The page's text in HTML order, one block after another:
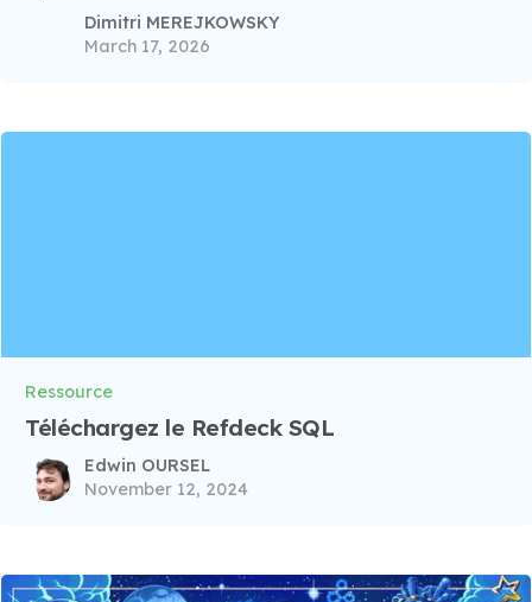
Dimitri MEREJKOWSKY
March 17, 2026
Ressource
Téléchargez le Refdeck SQL
Edwin OURSEL
November 12, 2024